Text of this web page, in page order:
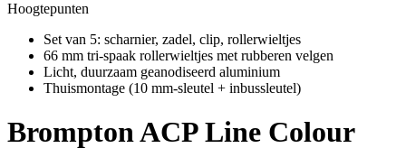
Hoogtepunten
Set van 5: scharnier, zadel, clip, rollerwieltjes
66 mm tri-spaak rollerwieltjes met rubberen velgen
Licht, duurzaam geanodiseerd aluminium
Thuismontage (10 mm-sleutel + inbussleutel)
BromptonACP Line Colour